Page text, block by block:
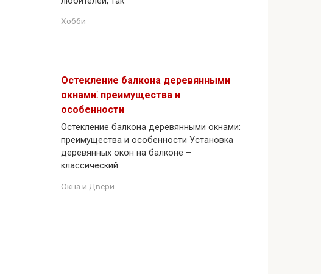
Хобби
Остекление балкона деревянными
окнами⁚ преимущества и
особенности
Остекление балкона деревянными окнами:
преимущества и особенности Установка
деревянных окон на балконе –
классический
Окна и Двери